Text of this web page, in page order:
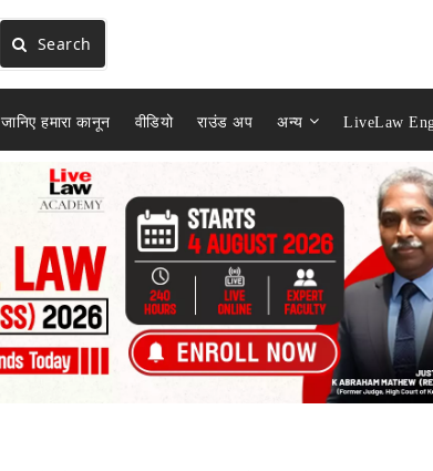
Search
जानिए हमारा कानून वीडियो राउंड अप अन्य LiveLaw